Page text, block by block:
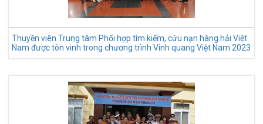
Thuyền viên Trung tâm Phối hợp tìm kiếm, cứu nạn hàng hải Việt
Nam được tôn vinh trong chương trình Vinh quang Việt Nam 2023